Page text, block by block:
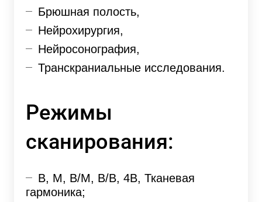
Брюшная полость,
Нейрохирургия,
Нейросонография,
Транскраниальные исследования.
Режимы
сканирования:
В, М, В/М, В/В, 4В, Тканевая
гармоника;